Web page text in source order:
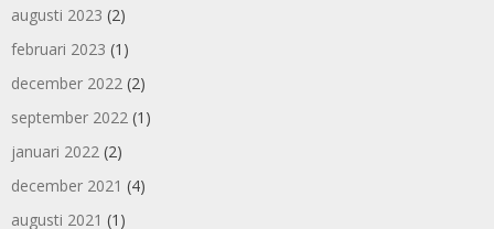
augusti 2023 (2)
februari 2023 (1)
december 2022 (2)
september 2022 (1)
januari 2022 (2)
december 2021 (4)
augusti 2021 (1)